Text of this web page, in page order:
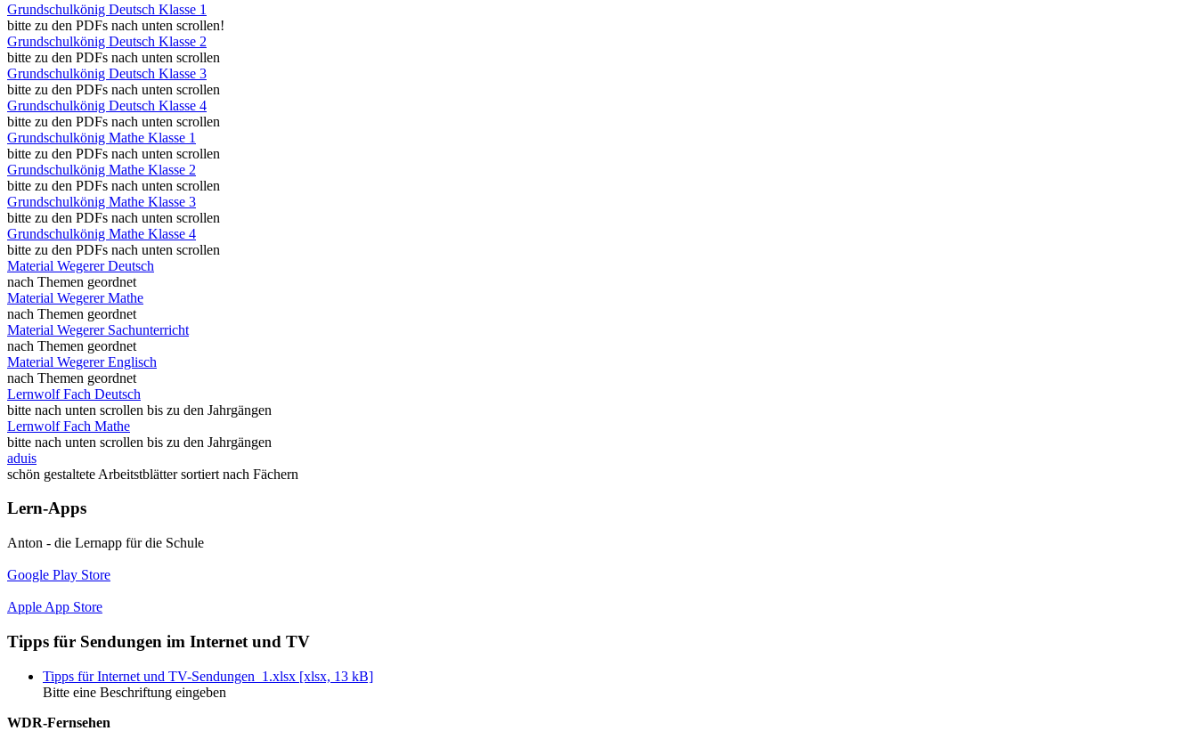
Grundschulkönig Deutsch Klasse 1
bitte zu den PDFs nach unten scrollen!
Grundschulkönig Deutsch Klasse 2
bitte zu den PDFs nach unten scrollen
Grundschulkönig Deutsch Klasse 3
bitte zu den PDFs nach unten scrollen
Grundschulkönig Deutsch Klasse 4
bitte zu den PDFs nach unten scrollen
Grundschulkönig Mathe Klasse 1
bitte zu den PDFs nach unten scrollen
Grundschulkönig Mathe Klasse 2
bitte zu den PDFs nach unten scrollen
Grundschulkönig Mathe Klasse 3
bitte zu den PDFs nach unten scrollen
Grundschulkönig Mathe Klasse 4
bitte zu den PDFs nach unten scrollen
Material Wegerer Deutsch
nach Themen geordnet
Material Wegerer Mathe
nach Themen geordnet
Material Wegerer Sachunterricht
nach Themen geordnet
Material Wegerer Englisch
nach Themen geordnet
Lernwolf Fach Deutsch
bitte nach unten scrollen bis zu den Jahrgängen
Lernwolf Fach Mathe
bitte nach unten scrollen bis zu den Jahrgängen
aduis
schön gestaltete Arbeitstblätter sortiert nach Fächern
Lern-Apps
Anton - die Lernapp für die Schule
Google Play Store
Apple App Store
Tipps für Sendungen im Internet und TV
Tipps für Internet und TV-Sendungen_1.xlsx [xlsx, 13 kB]
Bitte eine Beschriftung eingeben
WDR-Fernsehen